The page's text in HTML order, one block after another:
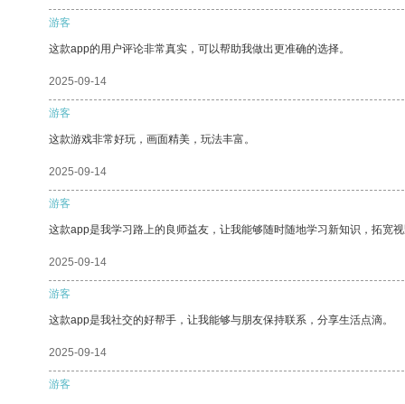
游客
这款app的用户评论非常真实，可以帮助我做出更准确的选择。
2025-09-14
游客
这款游戏非常好玩，画面精美，玩法丰富。
2025-09-14
游客
这款app是我学习路上的良师益友，让我能够随时随地学习新知识，拓宽
2025-09-14
游客
这款app是我社交的好帮手，让我能够与朋友保持联系，分享生活点滴。
2025-09-14
游客